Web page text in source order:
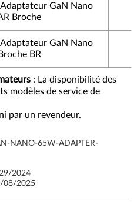
Adaptateur GaN Nano
Broche
Adaptateur GaN Nano
BR
: La disponibilité des
modèles de service de
par un revendeur.
NANO-65W-ADAPTER-
2024
08/2025